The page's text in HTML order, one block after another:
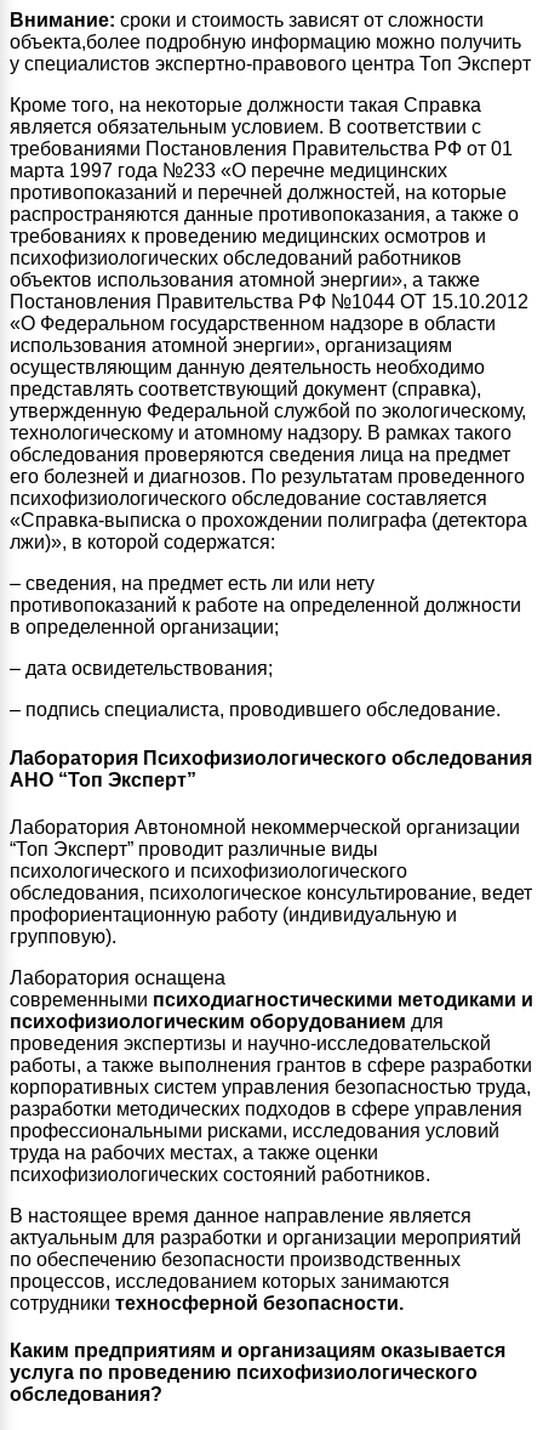
Внимание: сроки и стоимость зависят от сложности
объекта,более подробную информацию можно получить
у специалистов экспертно-правового центра Топ Эксперт
Кроме того, на некоторые должности такая Справка
является обязательным условием. В соответствии с
требованиями Постановления Правительства РФ от 01
марта 1997 года №233 «О перечне медицинских
противопоказаний и перечней должностей, на которые
распространяются данные противопоказания, а также о
требованиях к проведению медицинских осмотров и
психофизиологических обследований работников
объектов использования атомной энергии», а также
Постановления Правительства РФ №1044 ОТ 15.10.2012
«О Федеральном государственном надзоре в области
использования атомной энергии», организациям
осуществляющим данную деятельность необходимо
представлять соответствующий документ (справка),
утвержденную Федеральной службой по экологическому,
технологическому и атомному надзору. В рамках такого
обследования проверяются сведения лица на предмет
его болезней и диагнозов. По результатам проведенного
психофизиологического обследование составляется
«Справка-выписка о прохождении полиграфа (детектора
лжи)», в которой содержатся:
– сведения, на предмет есть ли или нету
противопоказаний к работе на определенной должности
в определенной организации;
– дата освидетельствования;
– подпись специалиста, проводившего обследование.
Лаборатория Психофизиологического обследования
АНО “Топ Эксперт”
Лаборатория Автономной некоммерческой организации
“Топ Эксперт” проводит различные виды
психологического и психофизиологического
обследования, психологическое консультирование, ведет
профориентационную работу (индивидуальную и
групповую).
Лаборатория оснащена
современными психодиагностическими методиками и
психофизиологическим оборудованием для
проведения экспертизы и научно-исследовательской
работы, а также выполнения грантов в сфере разработки
корпоративных систем управления безопасностью труда,
разработки методических подходов в сфере управления
профессиональными рисками, исследования условий
труда на рабочих местах, а также оценки
психофизиологических состояний работников.
В настоящее время данное направление является
актуальным для разработки и организации мероприятий
по обеспечению безопасности производственных
процессов, исследованием которых занимаются
сотрудники техносферной безопасности.
Каким предприятиям и организациям оказывается
услуга по проведению психофизиологического
обследования?